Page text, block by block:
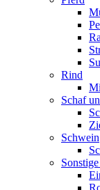
Rind
Schaf
Schwein